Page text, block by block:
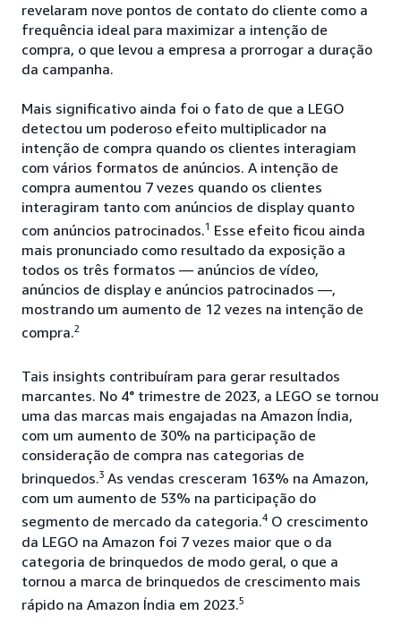
revelaram nove pontos de contato do cliente como a
frequência ideal para maximizar a intenção de
compra, o que levou a empresa a prorrogar a duração
da campanha.
Mais significativo ainda foi o fato de que a LEGO
detectou um poderoso efeito multiplicador na
intenção de compra quando os clientes interagiam
com vários formatos de anúncios. A intenção de
compra aumentou 7 vezes quando os clientes
interagiram tanto com anúncios de display quanto
com anúncios patrocinados.1 Esse efeito ficou ainda
mais pronunciado como resultado da exposição a
todos os três formatos — anúncios de vídeo,
anúncios de display e anúncios patrocinados —,
mostrando um aumento de 12 vezes na intenção de
compra.2
Tais insights contribuíram para gerar resultados
marcantes. No 4° trimestre de 2023, a LEGO se tornou
uma das marcas mais engajadas na Amazon Índia,
com um aumento de 30% na participação de
consideração de compra nas categorias de
brinquedos.3 As vendas cresceram 163% na Amazon,
com um aumento de 53% na participação do
segmento de mercado da categoria.4 O crescimento
da LEGO na Amazon foi 7 vezes maior que o da
categoria de brinquedos de modo geral, o que a
tornou a marca de brinquedos de crescimento mais
rápido na Amazon Índia em 2023.5